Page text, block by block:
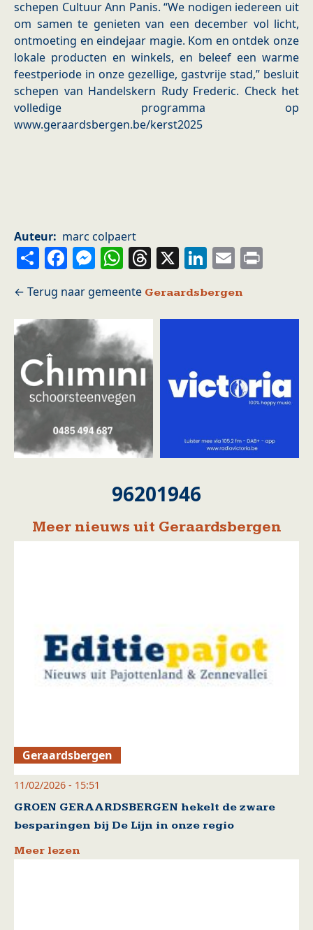
schepen Cultuur Ann Panis. “We nodigen iedereen uit
om samen te genieten van een december vol licht,
ontmoeting en eindejaar magie. Kom en ontdek onze
lokale producten en winkels, en beleef een warme
feestperiode in onze gezellige, gastvrije stad,” besluit
schepen van Handelskern Rudy Frederic. Check het
volledige programma op
www.geraardsbergen.be/kerst2025
Auteur marc colpaert
ShareFacebook
Messenger
WhatsApp
Threads
X LinkedIn
Email
Geraardsbergen
96201946
Meer nieuws uit Geraardsbergen
Geraardsbergen
11/02/2026 - 15:51
GROEN GERAARDSBERGEN hekelt de zware
besparingen bij De Lijn in onze regio
Meer lezen